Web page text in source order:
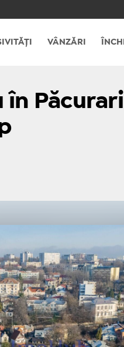
VÂNZĂRI
în